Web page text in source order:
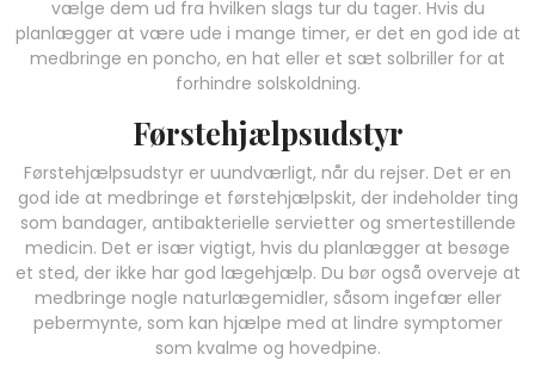
vælge dem ud fra hvilken slags tur du tager. Hvis du
planlægger at være ude i mange timer, er det en god ide at
medbringe en poncho, en hat eller et sæt solbriller for at
forhindre solskoldning.
Førstehjælpsudstyr
Førstehjælpsudstyr er uundværligt, når du rejser. Det er en
god ide at medbringe et førstehjælpskit, der indeholder ting
som bandager, antibakterielle servietter og smertestillende
medicin. Det er især vigtigt, hvis du planlægger at besøge
et sted, der ikke har god lægehjælp. Du bør også overveje at
medbringe nogle naturlægemidler, såsom ingefær eller
pebermynte, som kan hjælpe med at lindre symptomer
som kvalme og hovedpine.